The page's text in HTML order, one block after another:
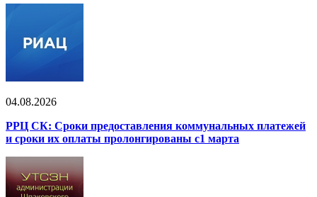
04.08.2026
РРЦ СК: Сроки предоставления коммунальных платежей
и сроки их оплаты пролонгированы с1 марта